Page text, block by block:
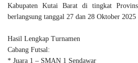
Kabupaten Kutai Barat di tingkat
berlangsung tanggal 27 dan 28 Oktober
Hasil Lengkap Turnamen
Cabang Futsal:
* Juara 1 – SMAN 1 Sendawar